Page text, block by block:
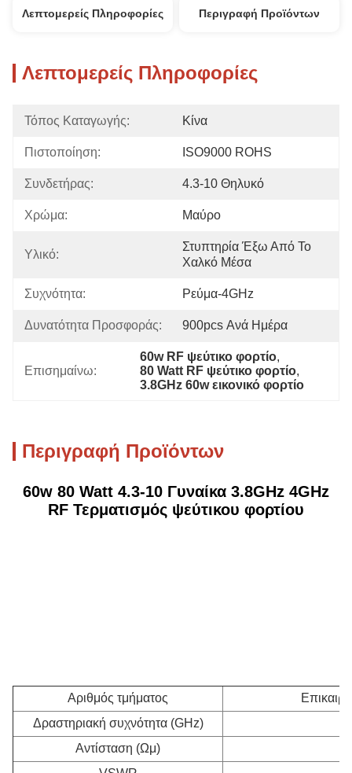
Λεπτομερείς Πληροφορίες Περιγραφή Προϊόντων
Λεπτομερείς Πληροφορίες
Τόπος Καταγωγής: Κίνα
Πιστοποίηση: ISO9000 ROHS
Συνδετήρας: 4.3-10 Θηλυκό
Χρώμα: Μαύρο
Υλικό:
Στυπτηρία Έξω Από Το
Χαλκό Μέσα
Συχνότητα: Ρεύμα-4GHz
Δυνατότητα Προσφοράς: 900pcs Ανά Ημέρα
Επισημαίνω:
60w RF ψεύτικο φορτίο,
80 Watt RF ψεύτικο φορτίο,
3.8GHz 60w εικονικό φορτίο
Περιγραφή Προϊόντων
60w 80 Watt 4.3-10 Γυναίκα 3.8GHz 4GHz
RF Τερματισμός ψεύτικου φορτίου
Αριθμός τμήματος
Δραστηριακή συχνότητα (GHz)
Αντίσταση (Ωμ)